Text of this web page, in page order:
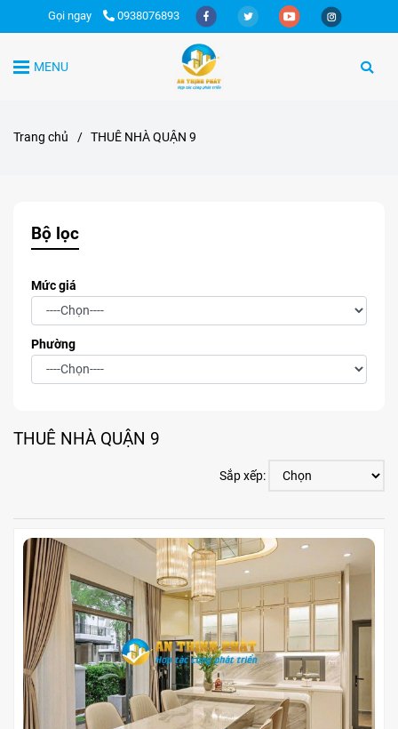
Gọi ngay 0938076893
MENU
Trang chủ / THUÊ NHÀ QUẬN 9
Bộ lọc
Mức giá
Phường
THUÊ NHÀ QUẬN 9
Sắp xếp: